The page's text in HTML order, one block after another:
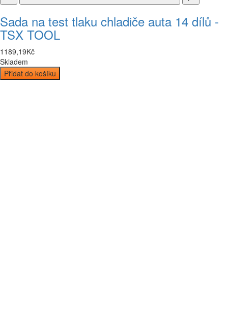
Sada na test tlaku chladiče auta 14 dílů -
TSX TOOL
1189,19Kč
Skladem
Přidat do košíku